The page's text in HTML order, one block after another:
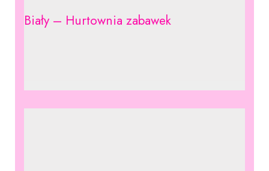
Biały – Hurtownia zabawek